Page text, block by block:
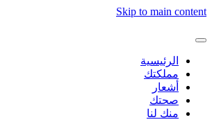
Skip to main content
الرئيسية
مملكتك
أشعار
صحتك
منك لنا